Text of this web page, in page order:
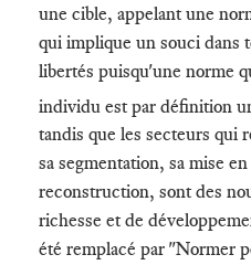
une cible, appelant une
qui implique un souci dans
libertés puisqu'une norme
individu est par définition
tandis que les secteurs qui
sa segmentation, sa mise en
reconstruction, sont des
richesse et de
été remplacé par "Normer